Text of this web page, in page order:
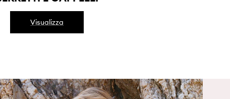
Visualizza